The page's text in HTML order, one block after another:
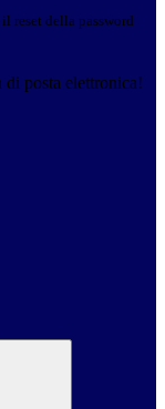
reset della password
posta elettronica!